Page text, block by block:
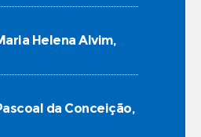
Helena Alvim,
da Conceição,